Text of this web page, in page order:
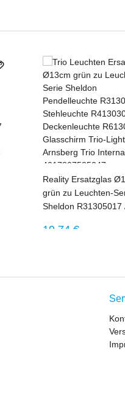
Reality Ersatzglas
grün zu Leuchten-
Sheldon R31305017
Regulärer Preis:
19,74 €